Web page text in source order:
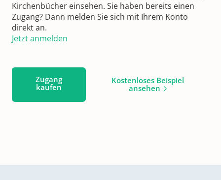
Kirchenbücher einsehen. Sie haben bereits einen
Zugang? Dann melden Sie sich mit Ihrem Konto
direkt an.
Jetzt anmelden
Zugang
kaufen
Kostenloses Beispiel
ansehen